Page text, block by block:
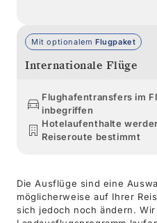
Mit optionalem Flugpaket
Internationale Flüge
Flughafentransfers im
inbegriffen
Hotelaufenthalte
Reiseroute bestimmt
Die Ausflüge sind eine
möglicherweise auf Ihrer
sich jedoch noch ändern.